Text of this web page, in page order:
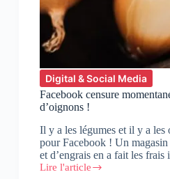
Digital & Social Media
Facebook censure
d’oignons !
Il y a les légumes et il y a
pour Facebook ! Un magasin
et d’engrais en a fait les
Lire l'article
Facebook